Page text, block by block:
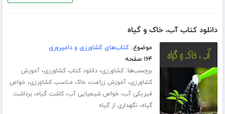
دانلود کتاب آب، خاک و گیاه
موضوع:کتاب‌های کشاورزی و دامپروری
۱۶۴ صفحه
برچسب‌ها:کشاورزی،دانلود کتاب کشاورزی،آموزش
کشاورزی،آموزش زراعت، خاک مناسب کشاورزی، خواص
فیزیکی آب، خواص شیمیایی آب،کاشت گیاه،برداشت
گیاه،نگهداری از گیاه